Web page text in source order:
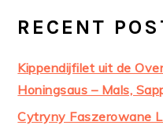
RECENT
Kippendijfilet uit de
Honingsaus – Mals,
Cytryny Faszerowane